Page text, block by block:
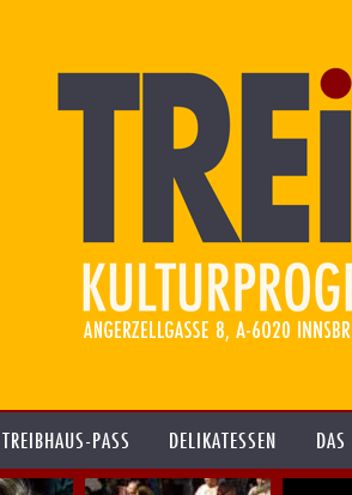
TREIBHAUS-PASS DELIKATESSEN